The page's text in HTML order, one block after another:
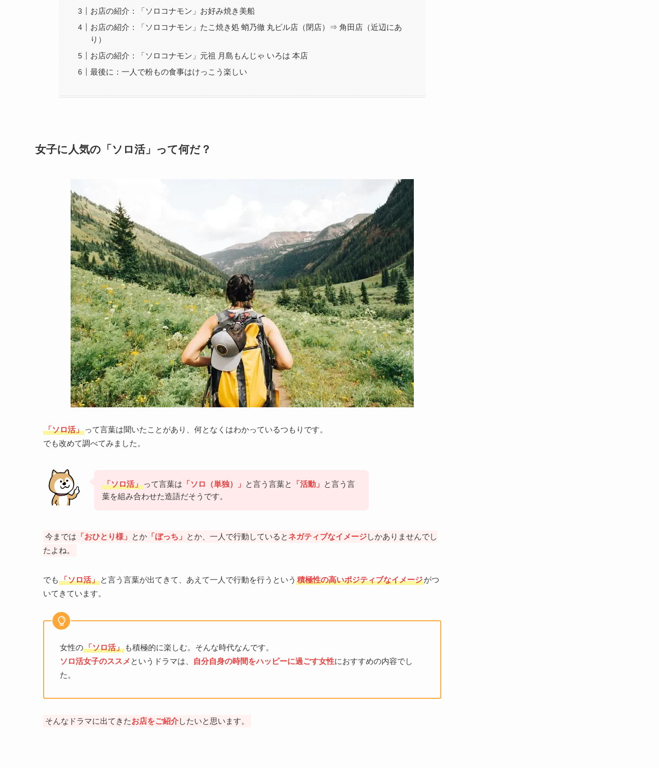
お店の紹介：「ソロコナモン」お好み焼き美船
お店の紹介：「ソロコナモン」たこ焼き処 蛸乃徹 丸ビル店（閉店）⇒ 角田店（近辺にあ
り）
お店の紹介：「ソロコナモン」元祖 月島もんじゃ いろは 本店
最後に：一人で粉もの食事はけっこう楽しい
女子に人気の「ソロ活」って何だ？
「ソロ活」 って言葉は聞いたことがあり、何となくはわかっているつもりです。
でも改めて調べてみました。
「ソロ活」 って言葉は 「ソロ（単独）」 と言う言葉と 「活動」
と言う言
葉を組み合わせた造語だそうです。
今までは 「おひとり様」 とか 「ぼっち」 とか、一人で行動しているとネガティブなイメージしかありませんでし
たよね。
でも 「ソロ活」 と言う言葉が出てきて、あえて一人で行動を行うという 積極性の高いポジティブなイメージがつ
いてきています。
女性の「ソロ活」 も積極的に楽しむ。そんな時代なんです。
ソロ活女子のススメ というドラマは、 自分自身の時間をハッピーに過ごす女性におすすめの内容でし
た。
そんなドラマに出てきたお店をご紹介したいと思います。